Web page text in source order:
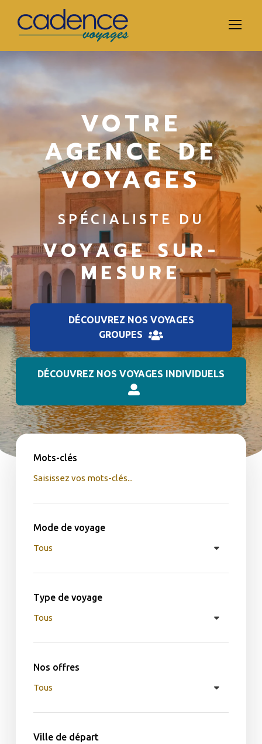
VOTRE
AGENCE DE
VOYAGES
SPÉCIALISTE DU
VOYAGE SUR-
MESURE
DÉCOUVREZ NOS VOYAGES
GROUPES
DÉCOUVREZ NOS VOYAGES INDIVIDUELS
Mots-clés
Mode de voyage
Type de voyage
Nos offres
Ville de départ